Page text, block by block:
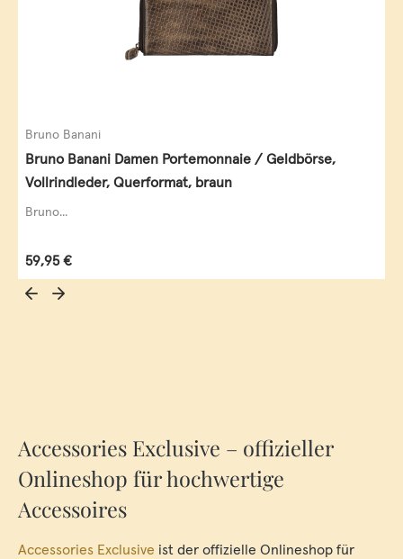
Bruno Banani
Bruno Banani Damen Portemonnaie / Geldbörse,
Vollrindleder, Querformat, braun
Bruno...
Regulärer Preis:
59,95 €
Accessories Exclusive – offizieller
Onlineshop für hochwertige
Accessoires
Accessories Exclusive ist der offizielle Onlineshop für